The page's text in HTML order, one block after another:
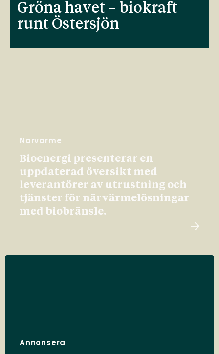
Gröna havet – biokraft
runt Östersjön
Närvärme
Bioenergi presenterar en
uppdaterad översikt med
leverantörer av utrustning och
tjänster för närvärmelösningar
med biobränsle.
Annonsera